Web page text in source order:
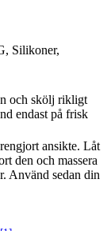
Silikoner,
och skölj rikligt
endast på frisk
ansikte. Låt
den och massera
Använd sedan din